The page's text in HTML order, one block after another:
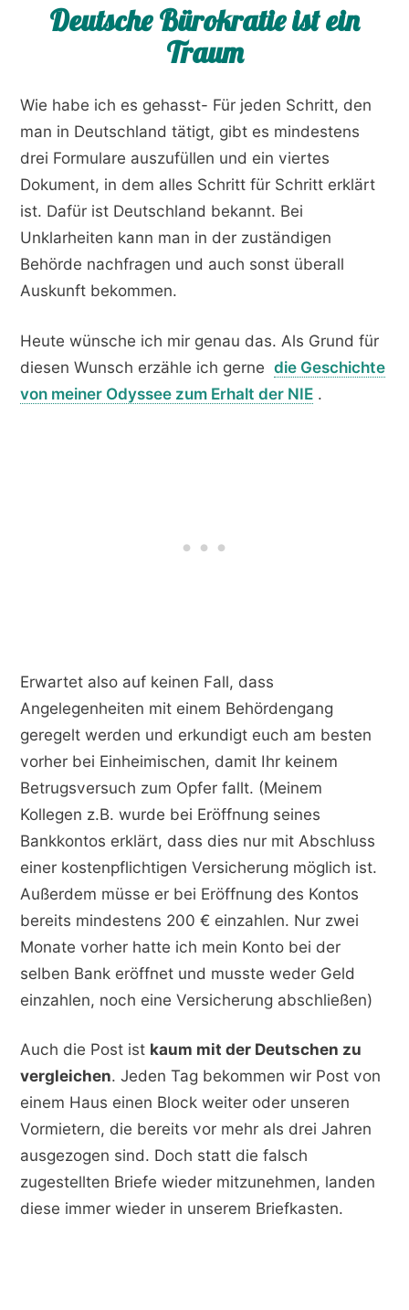
Deutsche Bürokratie ist ein
Traum
Wie habe ich es gehasst- Für jeden Schritt, den
man in Deutschland tätigt, gibt es mindestens
drei Formulare auszufüllen und ein viertes
Dokument, in dem alles Schritt für Schritt erklärt
ist. Dafür ist Deutschland bekannt. Bei
Unklarheiten kann man in der zuständigen
Behörde nachfragen und auch sonst überall
Auskunft bekommen.
Heute wünsche ich mir genau das. Als Grund für
diesen Wunsch erzähle ich gerne die Geschichte
von meiner Odyssee zum Erhalt der NIE .
Erwartet also auf keinen Fall, dass
Angelegenheiten mit einem Behördengang
geregelt werden und erkundigt euch am besten
vorher bei Einheimischen, damit Ihr keinem
Betrugsversuch zum Opfer fallt. (Meinem
Kollegen z.B. wurde bei Eröffnung seines
Bankkontos erklärt, dass dies nur mit Abschluss
einer kostenpflichtigen Versicherung möglich ist.
Außerdem müsse er bei Eröffnung des Kontos
bereits mindestens 200 € einzahlen. Nur zwei
Monate vorher hatte ich mein Konto bei der
selben Bank eröffnet und musste weder Geld
einzahlen, noch eine Versicherung abschließen)
Auch die Post ist kaum mit der Deutschen zu
vergleichen. Jeden Tag bekommen wir Post von
einem Haus einen Block weiter oder unseren
Vormietern, die bereits vor mehr als drei Jahren
ausgezogen sind. Doch statt die falsch
zugestellten Briefe wieder mitzunehmen, landen
diese immer wieder in unserem Briefkasten.